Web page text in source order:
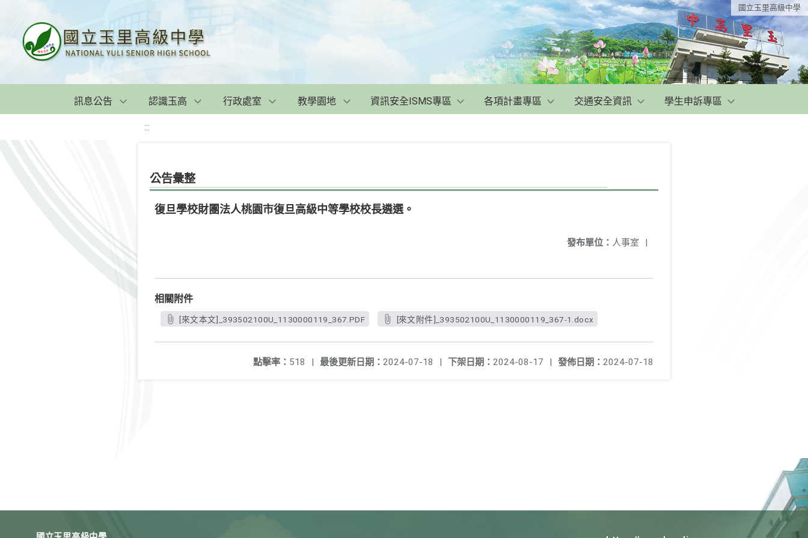
國立玉里高級中學
訊息公告 認識玉高 行政處室 教學園地 資訊安全ISMS專區 各項計畫專區 交通安全資訊 學生申訴專區
:::
公告彙整
復旦學校財團法人桃園市復旦高級中等學校校長遴選。
發布單位： 人事室 |
相關附件
[來文本文]_393502100U_1130000119_367.PDF [來文附件]_393502100U_1130000119_367-1.docx
發佈日期： 2024-07-18
下架日期： 2024-08-17 |
最後更新日期： 2024-07-18 |
點擊率： 518 |